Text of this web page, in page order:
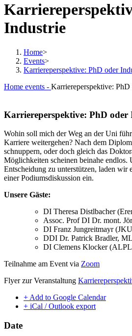
Industrie
Home>
Events>
Karriereperspektive: PhD oder
Home events - Karriereperspektive: PhD
Karriereperspektive: PhD oder
Wohin soll mich der Weg an der Uni
Karriere weitergehen? Nach dem
schnuppern, oder doch gleich das
Möglichkeiten scheinen beinahe endlos.
Entscheidung zu unterstützen, laden wir
einer Podiumsdiskussion ein.
Unsere Gäste:
DI Theresa Distlbacher
Assoc. Prof DI Dr. mont.
DI Franz Jungreitmayr
DDI Dr. Patrick Bradler,
DI Clemens Klocker
Teilnahme am Event via Zoom
Flyer zur Veranstaltung
+ Add to Google Calendar
+ iCal / Outlook export
Date